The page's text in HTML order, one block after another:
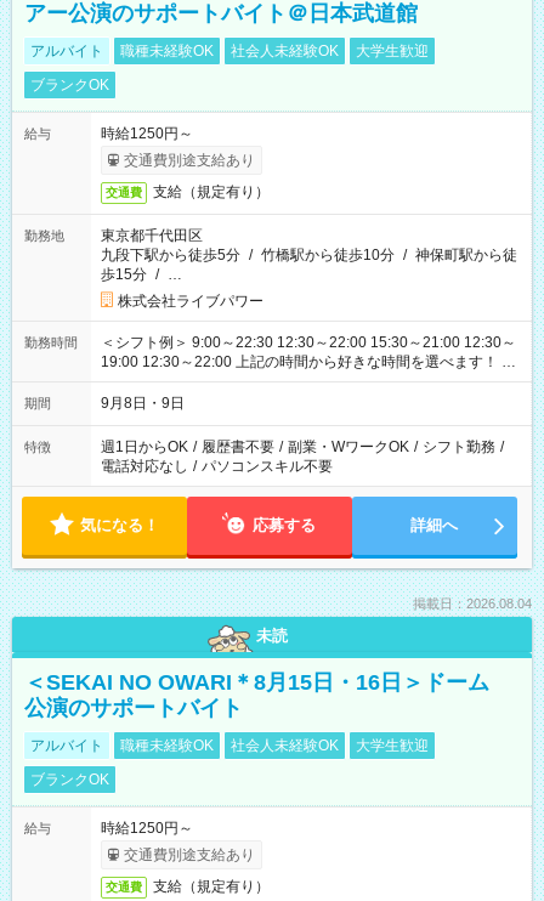
アー公演のサポートバイト＠日本武道館
アルバイト 職種未経験OK 社会人未経験OK
大学生歓迎
ブランクOK
給与
時給1250円～
交通費別途支給あり
交通費 支給（規定有り）
勤務地
東京都千代田区
九段下駅から徒歩5分 / 竹橋駅から徒歩10分 / 神保町駅から徒
歩15分 / …
株式会社ライブパワー
勤務時間
＜シフト例＞ 9:00～22:30 12:30～22:00 15:30～21:00 12:30～
19:00 12:30～22:00 上記の時間から好きな時間を選べます！ ※
時間は変更となる可能性があります
期間 9月8日・9日
特徴 週1日からOK / 履歴書不要 / 副業・WワークOK / シフト勤務 /
電話対応なし / パソコンスキル不要
気になる！ 応募する 詳細へ
掲載日：2026.08.04
未読
＜SEKAI NO OWARI＊8月15日・16日＞ドーム
公演のサポートバイト
アルバイト 職種未経験OK 社会人未経験OK
大学生歓迎
ブランクOK
給与
時給1250円～
交通費別途支給あり
交通費 支給（規定有り）